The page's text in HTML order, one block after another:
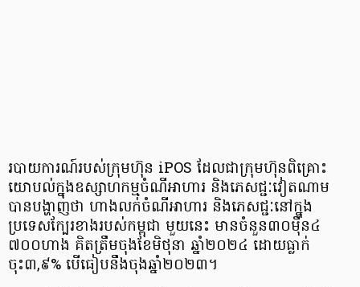
របាយការណ៍របស់ក្រុមហ៊ុន iPOS ដែលជាក្រុមហ៊ុនពិគ្រោះ
យោបល់ក្នុងឧស្សាហកម្មចំណីអាហារ និងភេសជ្ជៈវៀតណាម
បានបង្ហាញថា ហាងលក់ចំណីអាហារ និងភេសជ្ជៈនៅក្នុង
ប្រទេសក្បែរខាងរបស់កម្ពុជា មួយនេះ មានចំនួន៣០ម៉ឺន៤​
៧០០ហាង គិតត្រឹមចុងខែមិថុនា ឆ្នាំ២០២៤ ដោយធ្លាក់
ចុះ៣,៩% បើធៀបនឹងចុងឆ្នាំ២០២៣។